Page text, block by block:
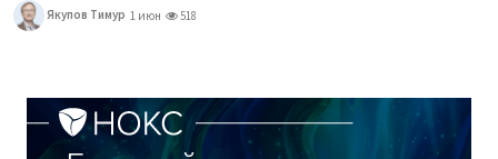
Якупов Тимур 1 июн 518